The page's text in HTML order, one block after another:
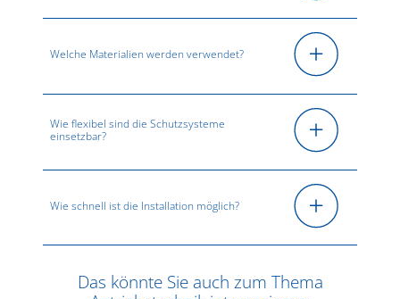
Welche Materialien werden verwendet?
Wie flexibel sind die Schutzsysteme
einsetzbar?
Wie schnell ist die Installation möglich?
Das könnte Sie auch zum Thema